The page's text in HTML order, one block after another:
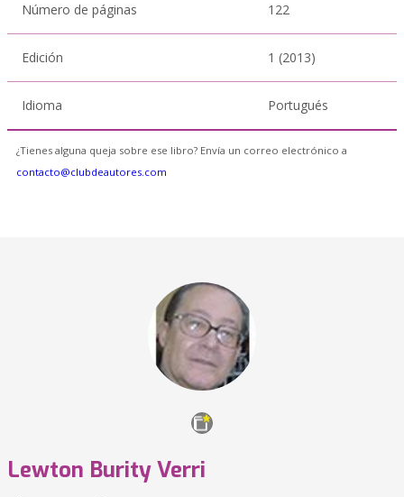
Número de páginas 122
Edición 1 (2013)
Idioma Portugués
¿Tienes alguna queja sobre ese libro? Envía un correo electrónico a
contacto@clubdeautores.com
Lewton Burity Verri